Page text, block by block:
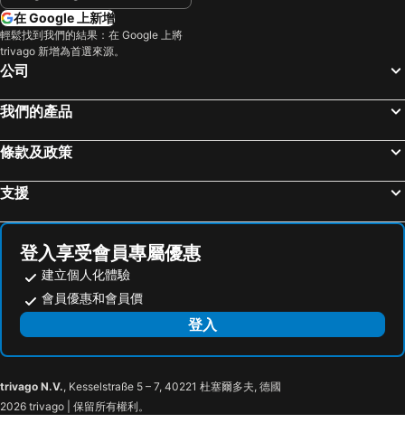
Hotel Metropolitan Edmont Tokyo
Onyado Nono Asakusa Natural Hot Spring
池袋酒店
New Otani Inn Tokyo
東京東方21世紀酒店
Daiwa Roynet Hotel Nishi Shinjuku
相鐵銀座七丁目相鐵草莓客棧旅館
東京 1899 號酒店
The Hotel Shinbashi
東京花園酒店
Courtyard by Marriott Tokyo Ginza Hotel
Dormy Inn Premium Ginza - Natural Hot Spring
Hotel 1899 Tokyo
SHIBUYA STREAM HOTEL
Ebina, hotels with parking
Ome, hotels with parking
Tokorozawa, hotels with parking
Chofu, hotels with parking
Yashio, hotels with parking
Kamagaya, hotels with parking
Yachiyo, hotels with parking
Moriya, hotels with parking
在 Google 上新增
輕鬆找到我們的結果：在 Google 上將
trivago 新增為首選來源。
公司
我們的產品
條款及政策
支援
登入享受會員專屬優惠
建立個人化體驗
會員優惠和會員價
登入
trivago N.V., Kesselstraße 5 – 7, 40221 杜塞爾多夫, 德國
2026 trivago | 保留所有權利。